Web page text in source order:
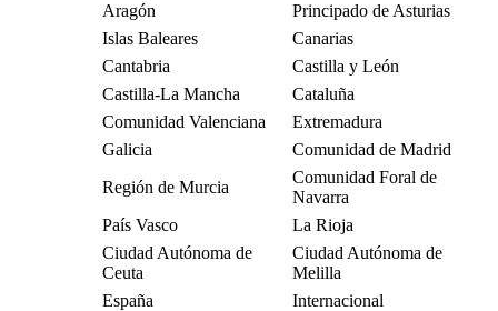
Aragón
Principado de Asturias
Islas Baleares
Canarias
Cantabria
Castilla y León
Castilla-La Mancha
Cataluña
Comunidad Valenciana
Extremadura
Galicia
Comunidad de Madrid
Región de Murcia
Comunidad Foral de
Navarra
País Vasco
La Rioja
Ciudad Autónoma de
Ceuta
Ciudad Autónoma de
Melilla
España
Internacional